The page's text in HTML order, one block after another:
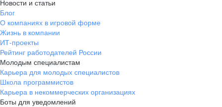
Новости и статьи
Блог
О компаниях в игровой форме
Жизнь в компании
ИТ-проекты
Рейтинг работодателей России
Молодым специалистам
Карьера для молодых специалистов
Школа программистов
Карьера в некоммерческих организациях
Боты для уведомлений